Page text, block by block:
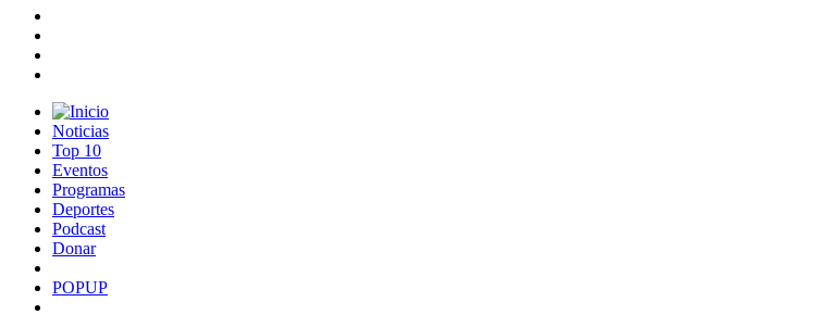
Noticias
Top 10
Eventos
Programas
Deportes
Podcast
Donar
POPUP